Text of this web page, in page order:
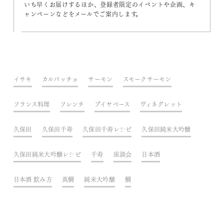
いち早くお届けするほか、登録者限定のイベントや企画、キ
ャンペーンなどをメールでご案内します。
イサキ カルパッチョ サーモン スモークサーモン
フランス料理 フレンチ ブイヤベース ヴィネグレット
久保田 久保田千寿 久保田千寿レシピ 久保田純米大吟醸
久保田純米大吟醸レシピ 千寿 座談会 日本酒
日本酒 飲み方 真鯛 純米大吟醸 鯛